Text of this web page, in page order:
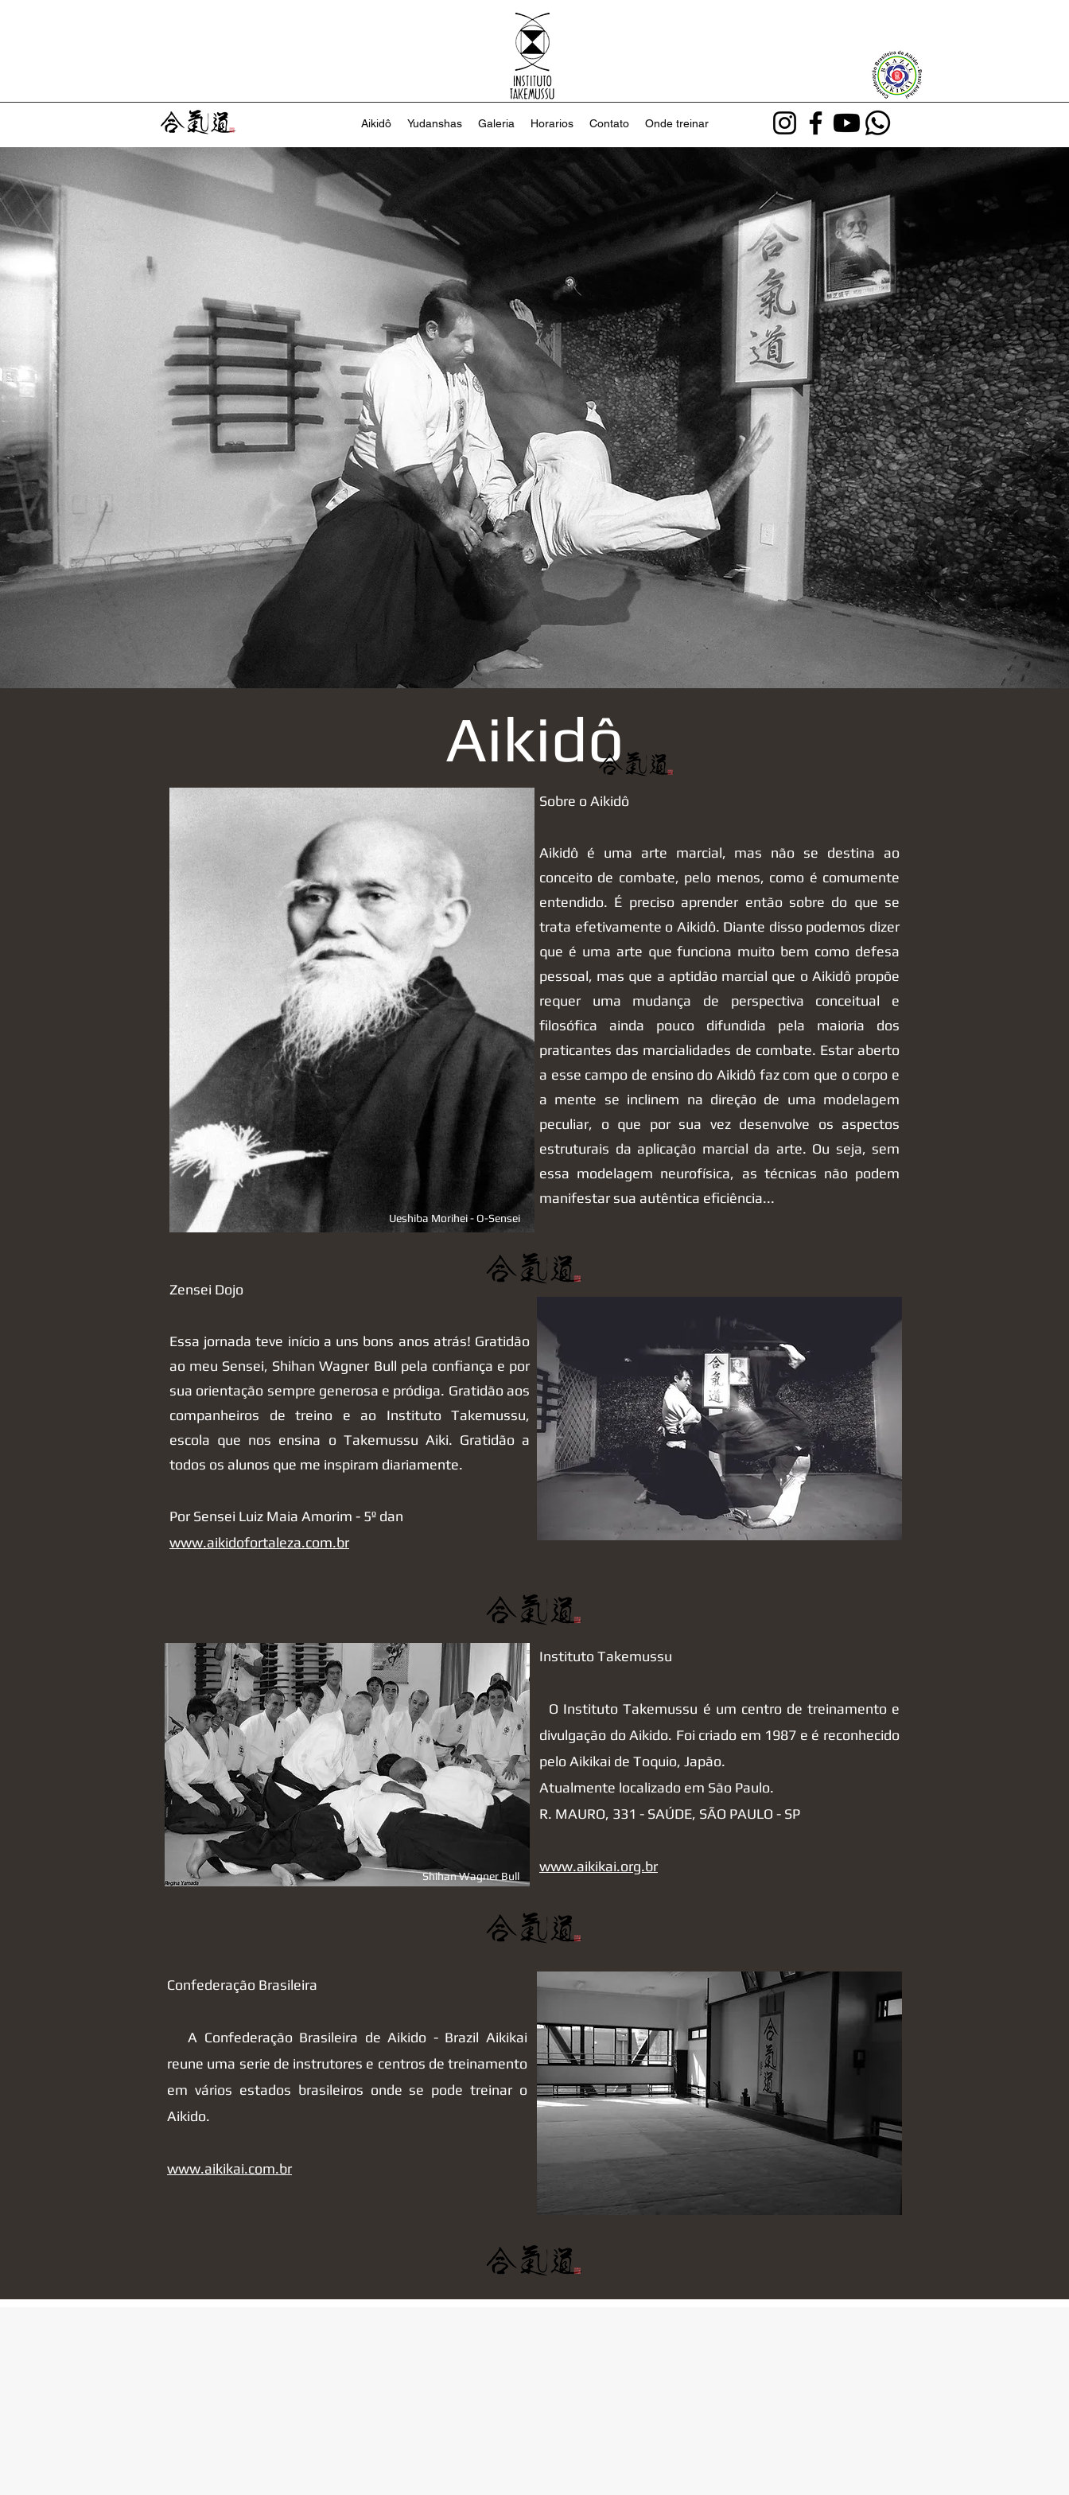
Aikidô Yudanshas Galeria Horarios Contato Onde treinar
Aikidô
Ueshiba Morihei - O-Sensei
Sobre o Aikidô
Aikidô é uma arte marcial, mas não se destina ao
conceito de combate, pelo menos, como é comumente
entendido. É preciso aprender então sobre do que se
trata efetivamente o Aikidô. Diante disso podemos dizer
que é uma arte que funciona muito bem como defesa
pessoal, mas que a aptidão marcial que o Aikidô propõe
requer uma mudança de perspectiva conceitual e
filosófica ainda pouco difundida pela maioria dos
praticantes das marcialidades de combate. Estar aberto
a esse campo de ensino do Aikidô faz com que o corpo e
a mente se inclinem na direção de uma modelagem
peculiar, o que por sua vez desenvolve os aspectos
estruturais da aplicação marcial da arte. Ou seja, sem
essa modelagem neurofísica, as técnicas não podem
manifestar sua autêntica eficiência...
Zensei Dojo
Essa jornada teve início a uns bons anos atrás! Gratidão
ao meu Sensei, Shihan Wagner Bull pela confiança e por
sua orientação sempre generosa e pródiga. Gratidão aos
companheiros de treino e ao Instituto Takemussu,
escola que nos ensina o Takemussu Aiki. Gratidão a
todos os alunos que me inspiram diariamente.
Por Sensei Luiz Maia Amorim - 5º dan
www.aikidofortaleza.com.br
Shihan Wagner Bull
Instituto Takemussu
O Instituto Takemussu é um centro de treinamento e
divulgação do Aikido. Foi criado em 1987 e é reconhecido
pelo Aikikai de Toquio, Japão.
Atualmente localizado em São Paulo.
R. MAURO, 331 - SAÚDE, SÃO PAULO - SP
www.aikikai.org.br
Confederação Brasileira
A Confederação Brasileira de Aikido - Brazil Aikikai
reune uma serie de instrutores e centros de treinamento
em vários estados brasileiros onde se pode treinar o
Aikido.
www.aikikai.com.br